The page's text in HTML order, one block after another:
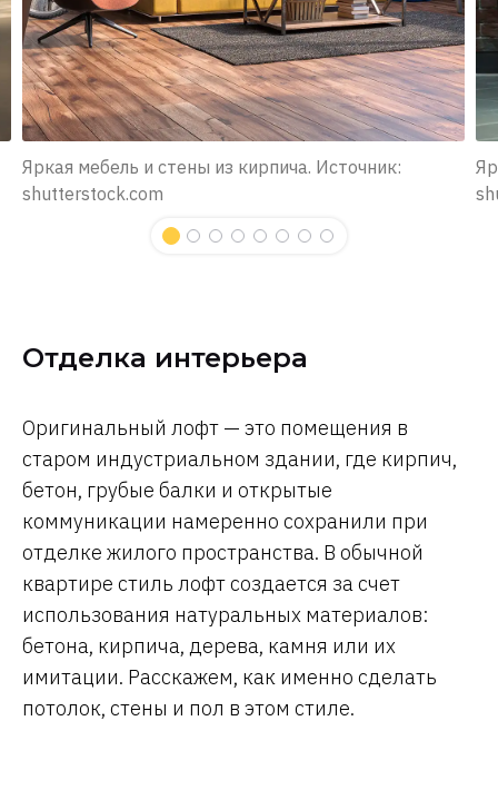
Яркая мебель и стены из кирпича. Источник:
shutterstock.com
Отделка интерьера
Оригинальный лофт — это помещения в
старом индустриальном здании, где кирпич,
бетон, грубые балки и открытые
коммуникации намеренно сохранили при
отделке жилого пространства. В обычной
квартире стиль лофт создается за счет
использования натуральных материалов:
бетона, кирпича, дерева, камня или их
имитации. Расскажем, как именно сделать
потолок, стены и пол в этом стиле.